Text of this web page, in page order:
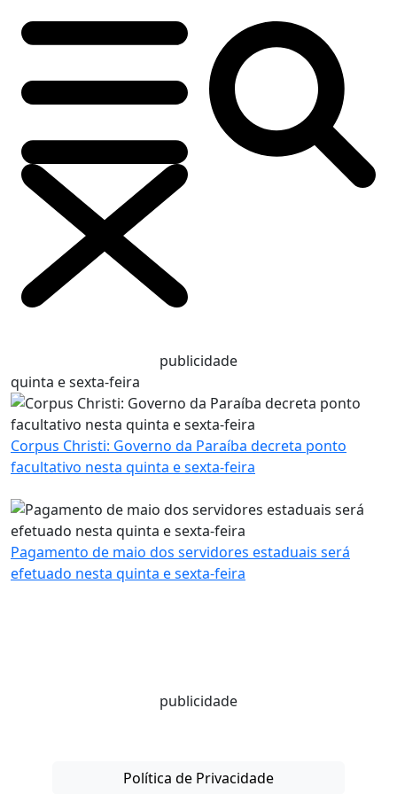
publicidade
quinta e sexta-feira
Corpus Christi: Governo da Paraíba decreta ponto
facultativo nesta quinta e sexta-feira
Pagamento de maio dos servidores estaduais será
efetuado nesta quinta e sexta-feira
publicidade
Política de Privacidade